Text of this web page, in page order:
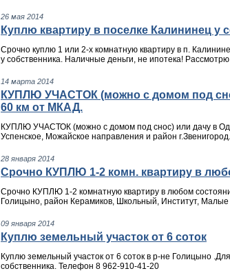
26 мая 2014
Куплю квартиру в поселке Калининец у
Срочно куплю 1 или 2-х комнатную квартиру в п.
у собственника. Наличные деньги, не ипотека!
14 марта 2014
КУПЛЮ УЧАСТОК (можно с домом под
60 км от МКАД.
КУПЛЮ УЧАСТОК (можно с домом под снос) или дачу в
Успенское, Можайское направления и район
28 января 2014
Срочно КУПЛЮ 1-2 комн. квартиру в
Срочно КУПЛЮ 1-2 комнатную квартиру в любом
Голицыно, район Керамиков, Школьный, Институт,
09 января 2014
Куплю земельный участок от 6 соток
Куплю земельный участок от 6 соток в р-не Голицыно
собственника. Телефон 8 962-910-41-20